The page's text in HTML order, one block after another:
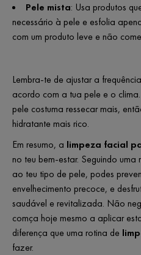
Pele mista: Usa produtos
necessário à pele e esfolia
com um produto leve e não
Lembra-te de ajustar a
acordo com a tua pele e o
pele costuma ressecar mais,
hidratante mais rico.
Em resumo, a limpeza facial
no teu bem-estar. Seguindo
ao teu tipo de pele, podes
envelhecimento precoce, e
saudável e revitalizada. Não
comça hoje mesmo a aplicar
diferença que uma rotina de
fazer.